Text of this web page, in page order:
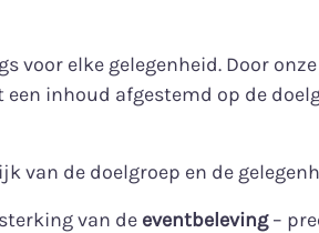
voor elke gelegenheid. Door
inhoud afgestemd op de
van de doelgroep en de
van de eventbeleving–